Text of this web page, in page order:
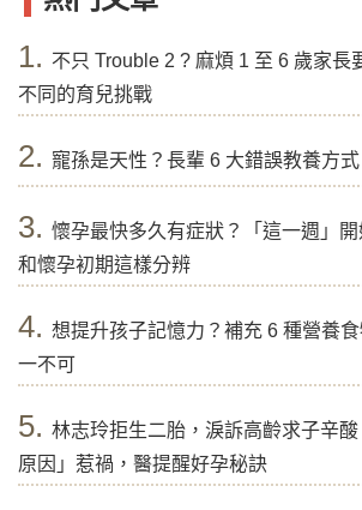
1. 不只 Trouble 2 ? 麻煩 1 至 6 歲家長
不同的育兒挑戰
2. 寵孫是天性？長輩 6 大錯誤教養方
3. 懷孕最快多久有症狀？「這一週」
和懷孕初期這樣分辨
4. 想提升孩子記憶力？補充 6 種營養
一不可
5. 林志玲拒生二胎，淚訴高齡求子辛
原因」惹禍，醫提醒好孕秘訣